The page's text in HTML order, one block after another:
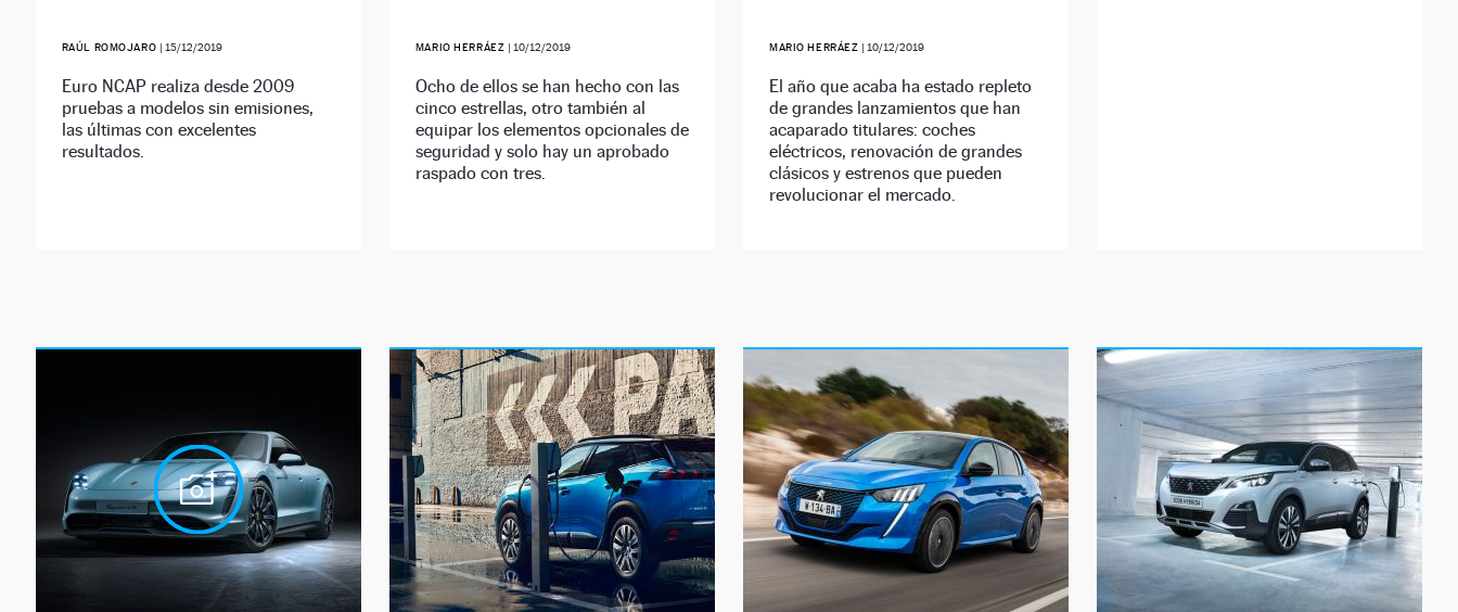
RAÚL ROMOJARO | 15/12/2019
Euro NCAP realiza desde 2009
pruebas a modelos sin emisiones,
las últimas con excelentes
resultados.
MARIO HERRÁEZ | 10/12/2019
Ocho de ellos se han hecho con las
cinco estrellas, otro también al
equipar los elementos opcionales de
seguridad y solo hay un aprobado
raspado con tres.
MARIO HERRÁEZ | 10/12/2019
El año que acaba ha estado repleto
de grandes lanzamientos que han
acaparado titulares: coches
eléctricos, renovación de grandes
clásicos y estrenos que pueden
revolucionar el mercado.